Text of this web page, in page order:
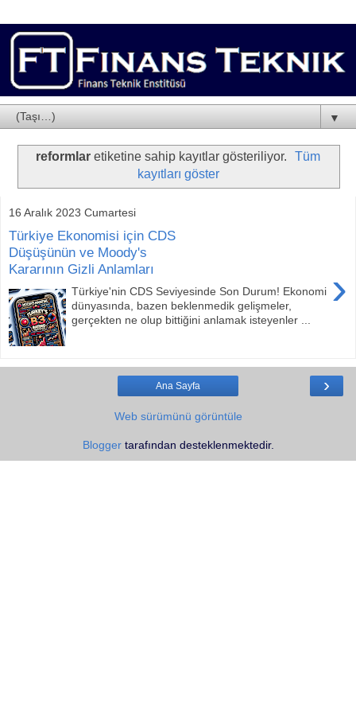
▼
reformlaretiketine sahip kayıtlar gösteriliyor.
Tüm
kayıtları göster
16 Aralık 2023 Cumartesi
Türkiye Ekonomisi için CDS
Düşüşünün ve Moody's
Kararının Gizli Anlamları
›
Türkiye'nin CDS Seviyesinde Son Durum! Ekonomi
dünyasında, bazen beklenmedik gelişmeler,
gerçekten ne olup bittiğini anlamak isteyenler ...
›
Ana Sayfa
Web sürümünü görüntüle
Bloggertarafından desteklenmektedir.